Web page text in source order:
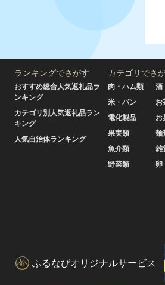
ランキングでさがす
おすすめ総合人気返礼品ラ
ンキング
カテゴリ別人気返礼品ラン
キング
人気自治体ランキング
カテゴリでさ
肉・ハム類
米・パン
電化製品
果実類
魚介類
野菜類
酒
お
お
麺
雑
卵
ふるなびオリジナルサービス